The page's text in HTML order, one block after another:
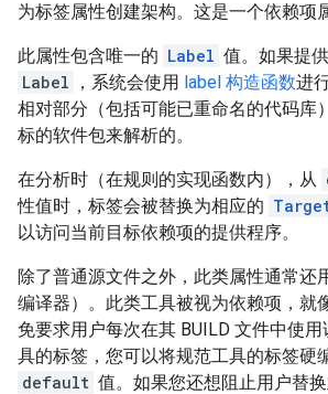
为标签属性创建架构。这是一个依赖项
此属性包含唯一的 Label 值。如果提
Label
，系统会使用 label 构造函数进
相对部分（包括可能已重命名的代码库
标的软件包来解析的。
在分析时（在规则的实现函数内），从
性值时，标签会被替换为相应的
以访问当前目标依赖项的提供程序。
除了普通源文件之外，此类属性通常还
编译器）。此类工具被视为依赖项，就
免要求用户每次在其 BUILD 文件中使
具的标签，您可以将规范工具的标签硬
default 值。如果您还想阻止用户替